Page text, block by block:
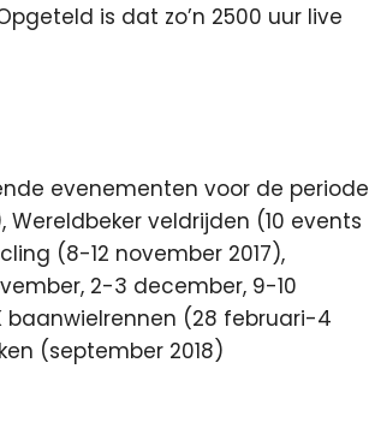
is dat zo’n 2500 uur live
evenementen voor de periode
Wereldbeker veldrijden (10 events
(8-12 november 2017),
2-3 december, 9-10
baanwielrennen (28 februari-4
(september 2018)